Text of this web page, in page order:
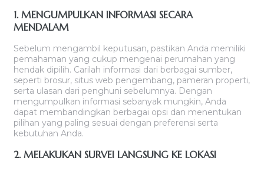
1. MENGUMPULKAN INFORMASI SECARA
MENDALAM
Sebelum mengambil keputusan, pastikan Anda memiliki
pemahaman yang cukup mengenai perumahan yang
hendak dipilih. Carilah informasi dari berbagai sumber,
seperti brosur, situs web pengembang, pameran properti,
serta ulasan dari penghuni sebelumnya. Dengan
mengumpulkan informasi sebanyak mungkin, Anda
dapat membandingkan berbagai opsi dan menentukan
pilihan yang paling sesuai dengan preferensi serta
kebutuhan Anda.
2. MELAKUKAN SURVEI LANGSUNG KE LOKASI